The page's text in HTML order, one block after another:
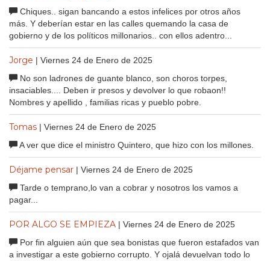
Chiques.. sigan bancando a estos infelices por otros años
más. Y deberían estar en las calles quemando la casa de
gobierno y de los políticos millonarios.. con ellos adentro...
Jorge | Viernes 24 de Enero de 2025
No son ladrones de guante blanco, son choros torpes,
insaciables.... Deben ir presos y devolver lo que robaon!!
Nombres y apellido , familias ricas y pueblo pobre.
Tomas | Viernes 24 de Enero de 2025
A ver que dice el ministro Quintero, que hizo con los millones.
Déjame pensar | Viernes 24 de Enero de 2025
Tarde o temprano,lo van a cobrar y nosotros los vamos a
pagar...
POR ALGO SE EMPIEZA | Viernes 24 de Enero de 2025
Por fin alguien aún que sea bonistas que fueron estafados van
a investigar a este gobierno corrupto. Y ojalá devuelvan todo lo